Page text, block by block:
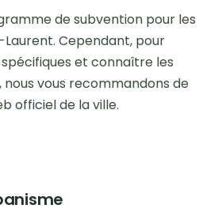
de subvention pour les
Cependant, pour
et connaître les
vous recommandons de
officiel de la ville.